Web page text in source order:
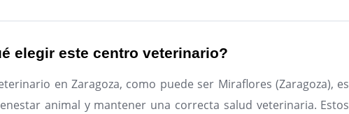
elegir este centro veterinario?
en Zaragoza, como puede ser Miraflores (Zaragoza), es
animal y mantener una correcta salud veterinaria. Estos